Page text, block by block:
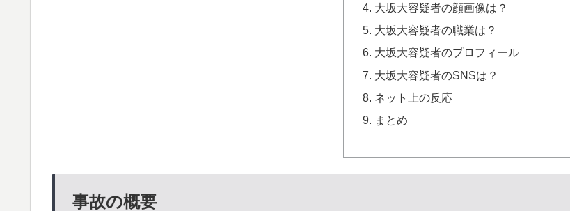
大坂大容疑者の顔画像は？
大坂大容疑者の職業は？
大坂大容疑者のプロフィール
大坂大容疑者のSNSは？
ネット上の反応
まとめ
事故の概要